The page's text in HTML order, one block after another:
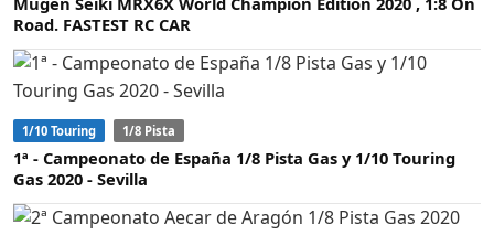
Road. FASTEST RC CAR
1/10 Touring 1/8 Pista
1ª - Campeonato de España 1/8 Pista Gas y 1/10 Touring
Gas 2020 - Sevilla